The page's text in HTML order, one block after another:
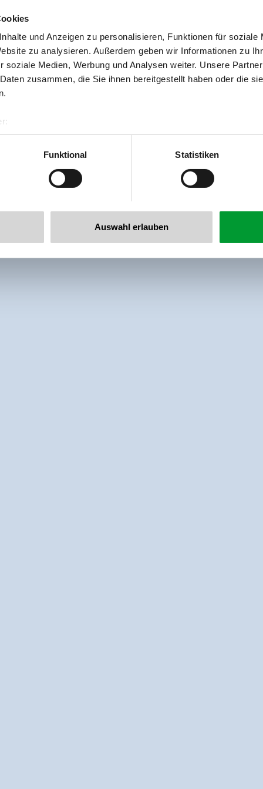
und Anzeigen zu personalisieren, Funktionen für soziale
zu analysieren. Außerdem geben wir Informationen zu
soziale Medien, Werbung und Analysen weiter. Unsere
zusammen, die Sie ihnen bereitgestellt haben oder die
& Co KG
Funktional Statistiken
Auswahl erlauben